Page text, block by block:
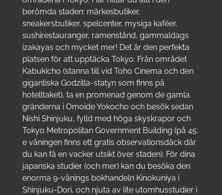
berömda staden: märkesbutiker,
sneakersbutiker, spelcenter, mysiga kaféer,
sushirestauranger, ramenstånd, gammaldags
izakayas och mycket mer! Det är den perfekta
platsen för att upptäcka Tokyo. Från området
Kabukicho (stanna till vid Toho Cinema och den
gigantiska Godzilla-statyn som finns på
hotelltaket), ta en promenad genom de gamla
gränderna i Omoide Yokocho och besök sedan
Nishi Shinjuku, fylld med höga skyskrapor och
Tokyo Metropolitan Government Building (på 45:
e våningen finns ett gratis observationsdäck där
du kan få en vacker utsikt över staden). För dina
japanska studier (och mer) kan du besöka den
enorma 9-vånings bokhandeln Kinokuniya i
Shinjuku-Dori, och njuta av lite utomhusstudier i